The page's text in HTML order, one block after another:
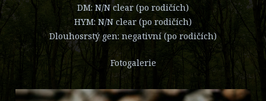
DM: N/N clear (po rodičích)
HYM: N/N clear (po rodičích)
Dlouhosrstý gen: negativní (po rodičích)
Fotogalerie